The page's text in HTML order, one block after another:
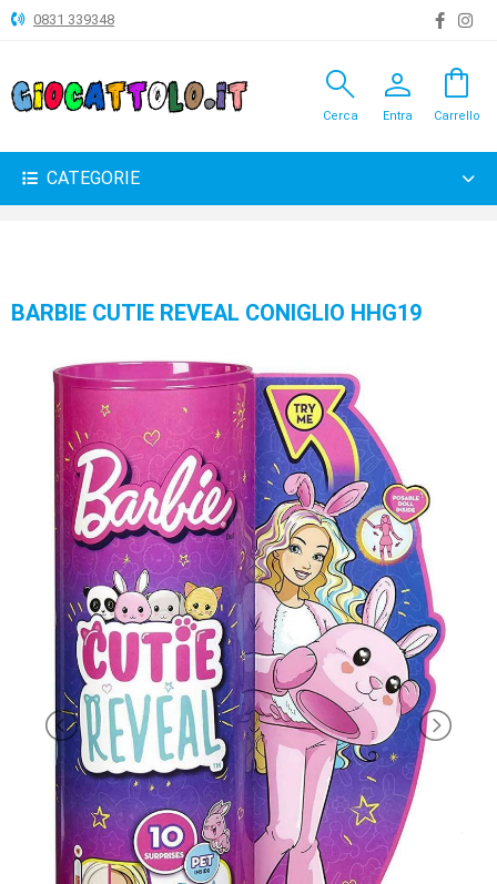
ANIMALI
BAMBOLE
GIOCHI
PELUCHE-
GADGET
PRIMA
INFANZIA
PUZZLE
SYLVANIAN
VALIGERIA-
BORSETTE
BRAND
0831 339348
search
Cerca
person
Entra
shopping_bag
Carrello
CATEGORIE
BARBIE CUTIE REVEAL CONIGLIO HHG19